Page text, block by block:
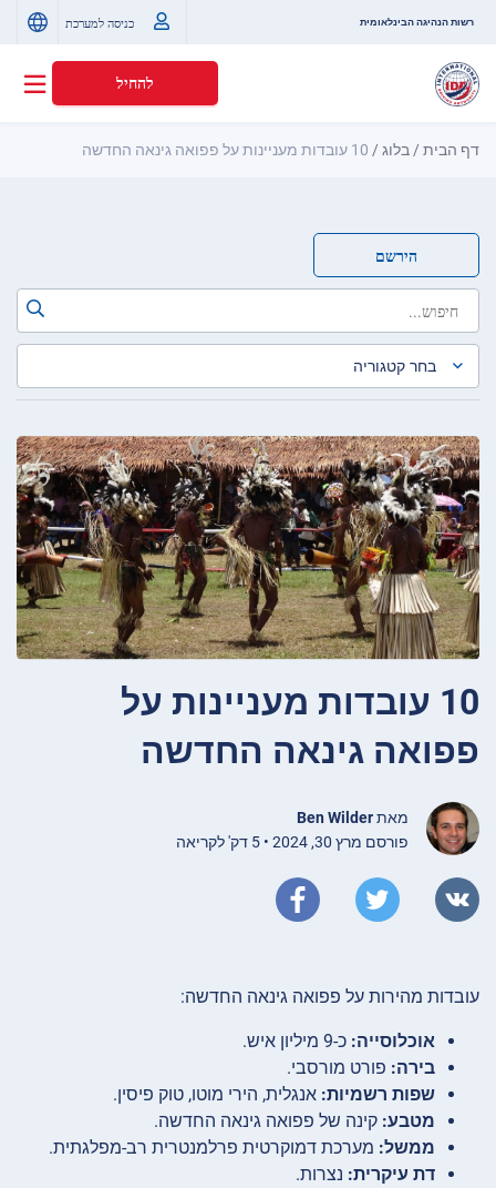
רשות הנהיגה הבינלאומית כניסה למערכת
להחיל
דף הבית/ בלוג/ 10 עובדות מעניינות על פפואה גינאה החדשה
הירשם
10 עובדות מעניינות על
פפואה גינאה החדשה
מאתBen Wilder
פורסם מרץ 30, 2024 • 5 דק' לקריאה
עובדות מהירות על פפואה גינאה החדשה:
אוכלוסייה: כ-9 מיליון איש.
בירה: פורט מורסבי.
שפות רשמיות: אנגלית, הירי מוטו, טוק פיסין.
מטבע: קינה של פפואה גינאה החדשה.
ממשל: מערכת דמוקרטית פרלמנטרית רב-מפלגתית.
דת עיקרית: נצרות.